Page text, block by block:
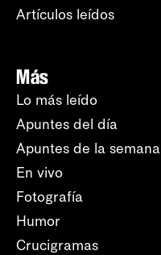
Artículos leídos
Más
Lo más leído
Apuntes del día
Apuntes de la semana
En vivo
Fotografía
Humor
Crucigramas